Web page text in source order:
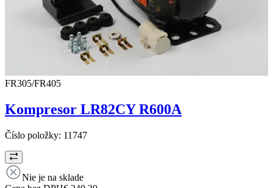
FR305/FR405
Kompresor LR82CY R600A
Číslo položky: 11747
Nie je na sklade